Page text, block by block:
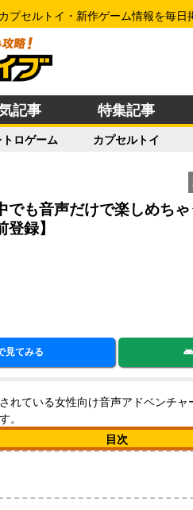
プセルトイ・新作ゲーム情報を毎日
記事 特集記事
トロゲーム カプセルトイ
でも音声だけで楽しめち
録】
見てみる
れている女性向け音声アドベンチ
。
目次